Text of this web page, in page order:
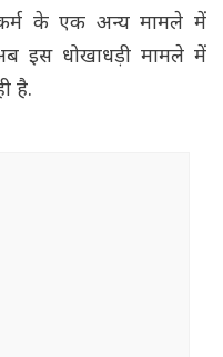
के एक अन्य मामले में
इस धोखाधड़ी मामले में
है.